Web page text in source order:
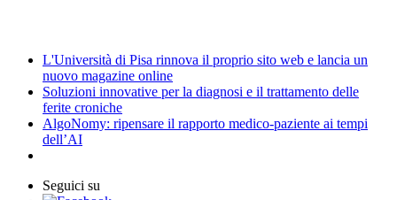
L'Università di Pisa rinnova il proprio sito web e lancia un
nuovo magazine online
Soluzioni innovative per la diagnosi e il trattamento delle
ferite croniche
AlgoNomy: ripensare il rapporto medico-paziente ai tempi
dell’AI
Seguici su